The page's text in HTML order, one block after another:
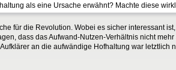
als eine Ursache erwähnt? Machte diese
für die Revolution. Wobei es sicher interessant
dass das Aufwand-Nutzen-Verhältnis nicht mehr
an die aufwändige Hofhaltung war letztlich